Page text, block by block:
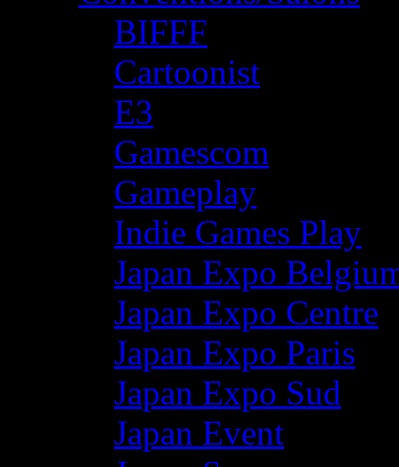
BIFFF
Cartoonist
E3
Gamescom
Gameplay
Indie Games Play
Japan Expo
Japan Expo Centre
Japan Expo Paris
Japan Expo Sud
Japan Event